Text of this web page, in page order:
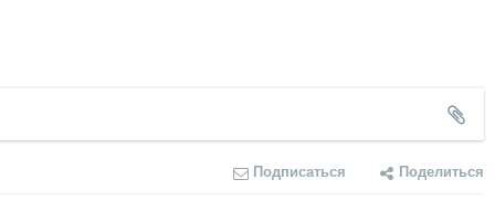
Подписаться Поделиться